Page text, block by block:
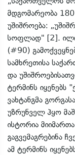
მდგომარეობა
უშიშროება:
სოფლად" [2].
(#90)
სამხრეთისა
და
ტერმინს იყენებს
ვახტანგმა
უზრუნველ ჰყო
ისტორია
გაგვემაგრებინა
ამ ტერმინს